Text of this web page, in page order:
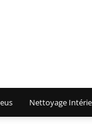
Nettoyage